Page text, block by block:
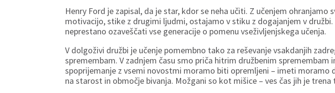
Henry Ford je zapisal, da je star, kdor se neha učiti. Z učenjem
motivacijo, stike z drugimi ljudmi, ostajamo v stiku z dogajanjem v
neprestano ozaveščati vse generacije o pomenu vseživljenjskega učenja.
V dolgoživi družbi je učenje pomembno tako za reševanje vsakdanjih
spremembam. V zadnjem času smo priča hitrim družbenim spremembam
spoprijemanje z vsemi novostmi moramo biti opremljeni – imeti moramo
na starost in območje bivanja. Možgani so kot mišice – ves čas jih je trena